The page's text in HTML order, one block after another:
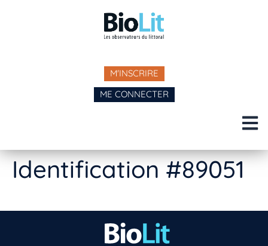
M'INSCRIRE
ME CONNECTER
Identification #89051